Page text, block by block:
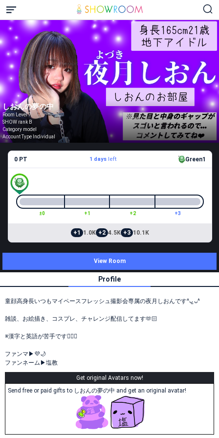
しおんの夢の中
Room Level 7
SHOW rank B
Category model
Account Type Individual
0 PT 1 daysleft Green1
±0 +1 +2 +3
+1 1.0K +2 4.5K +3 10.1K
View Room
Profile
童顔高身長いつもマイペースフレッシュ撮影会専属の夜月しおんです^ᴗ ̫ᴗ^
雑談、お絵描き、コスプレ、チャレンジ配信してます🫶🏻
※漢字と英語が苦手です🙅🏻‍♀️
ファンマ▶💜🌙
ファンネーム▶塩教
Get original Avatars now!
Send free or paid gifts to しおんの夢の中 and get an original avatar!